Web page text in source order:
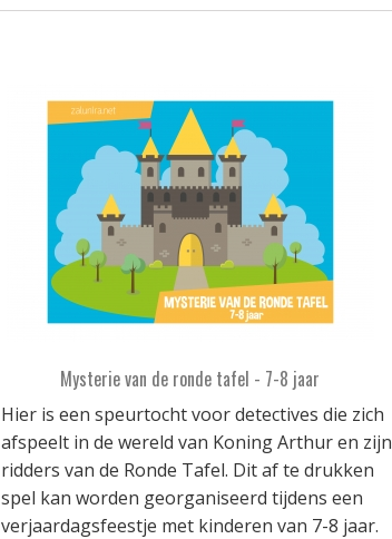
Mysterie van de ronde tafel - 7-8 jaar
Hier is een speurtocht voor detectives die zich
afspeelt in de wereld van Koning Arthur en zijn
ridders van de Ronde Tafel. Dit af te drukken
spel kan worden georganiseerd tijdens een
verjaardagsfeestje met kinderen van 7-8 jaar.